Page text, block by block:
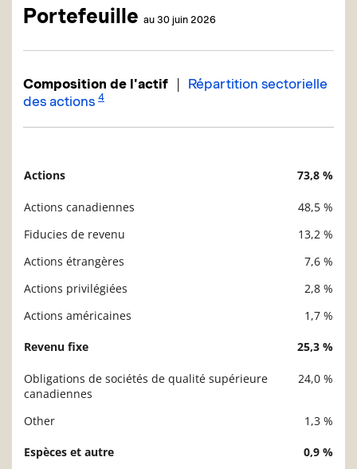
Portefeuille au 30 juin 2026
Composition de l'actif | Répartition sectorielle
des actions 4
Actions 73,8 %
Actions canadiennes
48,5 %
Fiducies de revenu
13,2 %
Actions étrangères
7,6 %
Actions privilégiées
2,8 %
Actions américaines
1,7 %
Revenu fixe 25,3 %
Obligations de sociétés de qualité supérieure
canadiennes
24,0 %
Other 1,3 %
Espèces et autre 0,9 %